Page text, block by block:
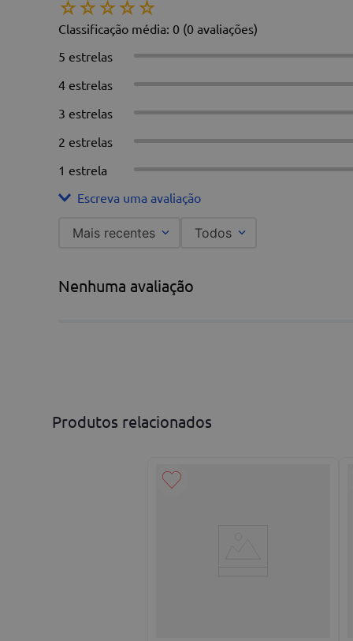
prevenindo vazamentos de ar durante o uso.
Aplicações:
Essencial em ambientes hospitalares,
Registro ANVISA:80488290025.
ATENÇÃO: As fotos dos nossos produtos são
o produto final. Estamos à disposição para esclarecer
☆☆☆☆☆
Classificação média: 0 (0 avaliações)
5 estrelas
4 estrelas
3 estrelas
2 estrelas
1 estrela
Escreva uma avaliação
Título
Endereço de email
Mais recentes Todos
Nenhuma avaliação
Produtos relacionados